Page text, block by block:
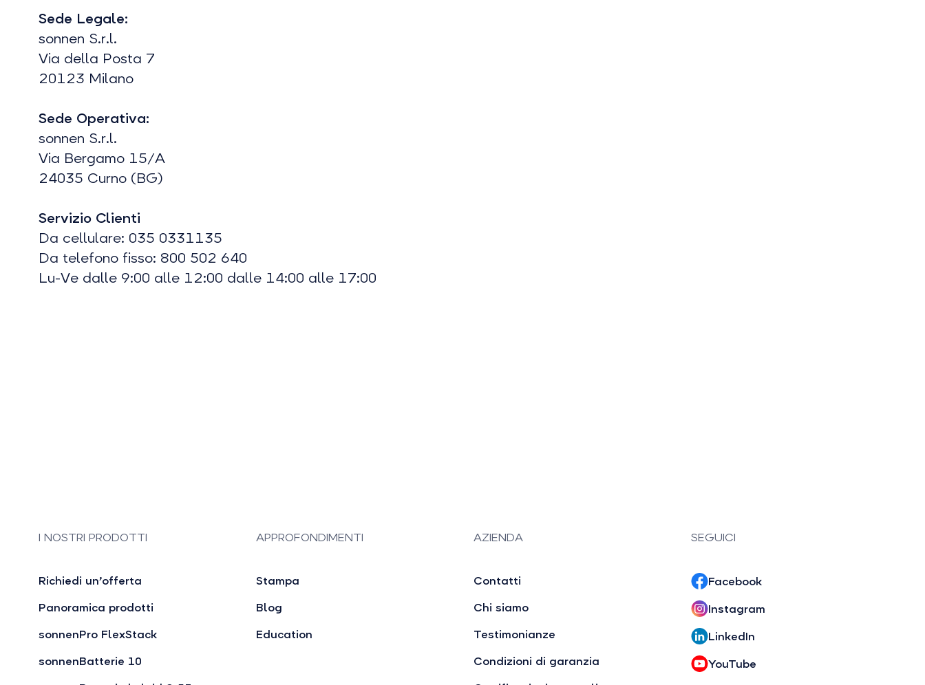
Sede Legale:
sonnen S.r.l.
Via della Posta 7
20123 Milano
Sede Operativa:
sonnen S.r.l.
Via Bergamo 15/A
24035 Curno (BG)
Servizio Clienti
Da cellulare: 035 0331135
Da telefono fisso: 800 502 640
Lu-Ve dalle 9:00 alle 12:00 dalle 14:00 alle 17:00
I NOSTRI PRODOTTI
Richiedi un’offerta
Panoramica prodotti
sonnenPro FlexStack
sonnenBatterie 10
APPROFONDIMENTI
Stampa
Blog
Education
AZIENDA
Contatti
Chi siamo
Testimonianze
Condizioni di garanzia
SEGUICI
Facebook
Instagram
LinkedIn
YouTube